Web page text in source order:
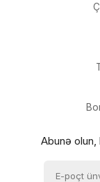
Abunə olun,